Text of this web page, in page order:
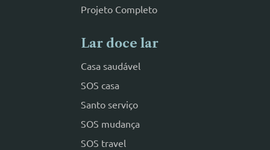
Projeto Completo
Lar doce lar
Casa saudável
SOS casa
Santo serviço
SOS mudança
SOS travel